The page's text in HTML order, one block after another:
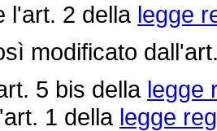
l'art. 2 della legge
modificato
5 bis della legge
1 della legge